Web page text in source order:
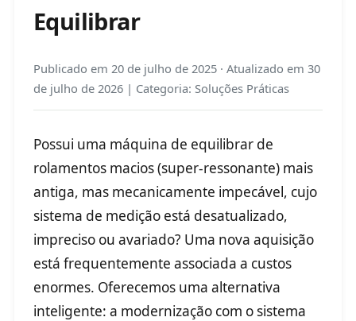
Equilibrar
Publicado em 20 de julho de 2025· Atualizado em 30
de julho de 2026| Categoria: Soluções Práticas
Possui uma máquina de equilibrar de
rolamentos macios (super-ressonante) mais
antiga, mas mecanicamente impecável, cujo
sistema de medição está desatualizado,
impreciso ou avariado? Uma nova aquisição
está frequentemente associada a custos
enormes. Oferecemos uma alternativa
inteligente: a modernização com o sistema